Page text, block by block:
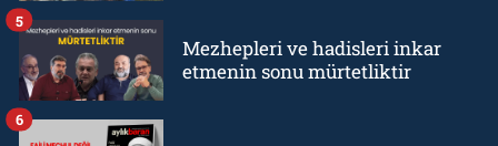
Mezhepleri ve hadisleri inkar
etmenin sonu mürtetliktir
5
6